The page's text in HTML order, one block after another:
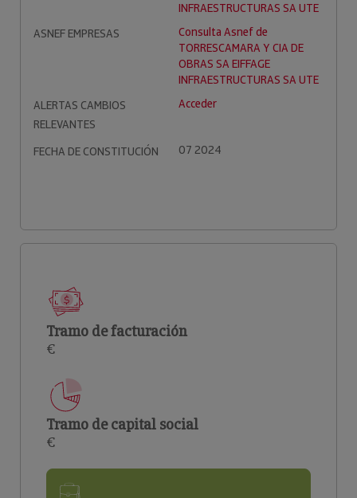
INFRAESTRUCTURAS SA UTE
ASNEF EMPRESAS
Consulta Asnef de
TORRESCAMARA Y CIA DE
OBRAS SA EIFFAGE
INFRAESTRUCTURAS SA UTE
ALERTAS CAMBIOS
RELEVANTES
Acceder
FECHA DE CONSTITUCIÓN 07 2024
Tramo de facturación
€
Tramo de capital social
€